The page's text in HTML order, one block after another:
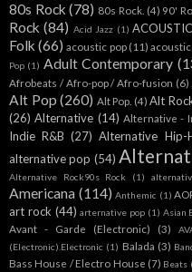
80s Rock (78) 80s Rock. (4) 90'
Rock (84) Acid Jazz (1) ACOUSTIC
Folk (66) acoustic pop (11)
Pop (1) Adult Contemporary
Afrobeats / Afro-pop / Afro-fusion (6)
Alt Pop (260) Alt Pop. (4) Alt
(26) Alternative (14) Alternative -
Indie R&B (27) Alternative Hip-
alternative pop (54)
Alternative Rock90s Rock
(1)
Americana (114) Anthemic (1)
art rock (44) arternative pop (1) Asian
Avant - Garde (Electronic)
(3)
(Electronic).Electronic (1) Balada (3)
Bass House / Electro House (7) Beats